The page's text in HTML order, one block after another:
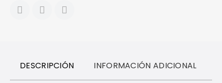
DESCRIPCIÓN INFORMACIÓN ADICIONAL